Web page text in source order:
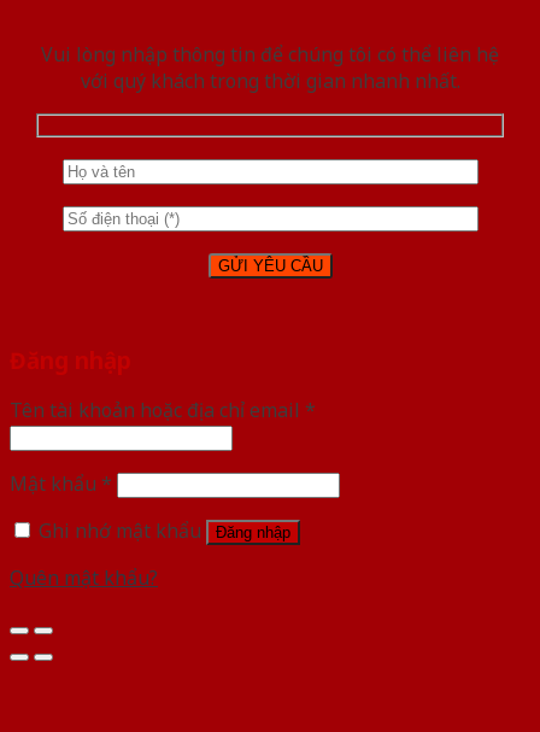
Vui lòng nhập thông tin để chúng tôi có thể liên hệ
với quý khách trong thời gian nhanh nhất.
Đăng nhập
Tên tài khoản hoặc địa chỉ email *
Mật khẩu *
Ghi nhớ mật khẩu
Đăng nhập
Quên mật khẩu?